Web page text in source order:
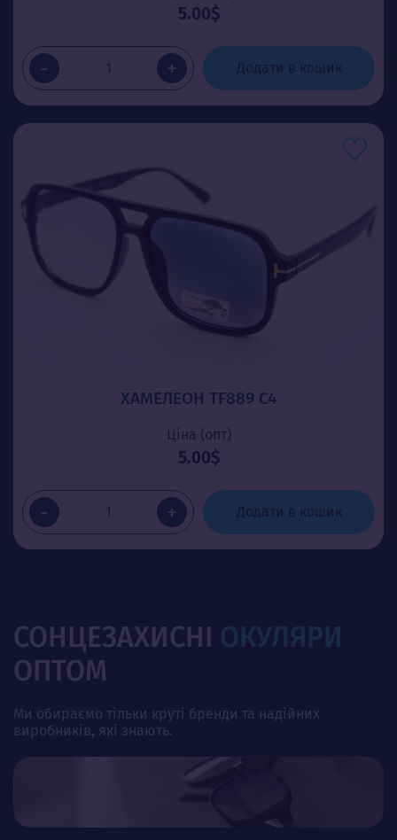
5.00$
- + Додати в кошик
ХАМЕЛЕОН TF889 C4
Ціна (опт)
5.00$
- + Додати в кошик
СОНЦЕЗАХИСНІ ОКУЛЯРИ
ОПТОМ
Ми обираємо тільки круті бренди та надійних
виробників, які знають.